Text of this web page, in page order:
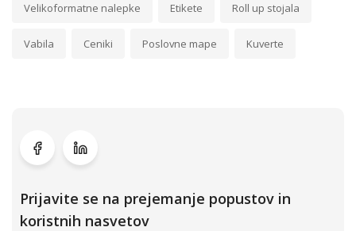
Velikoformatne nalepke Etikete Roll up stojala
Vabila Ceniki Poslovne mape Kuverte
Prijavite se na prejemanje popustov in
koristnih nasvetov